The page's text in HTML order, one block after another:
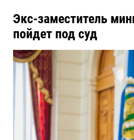
Экс-заместитель
пойдет под суд